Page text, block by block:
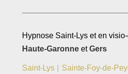
Hypnose Saint-Lys et en
Haute-GaronneetGers
Saint-Lys| Sainte-Foy-de-